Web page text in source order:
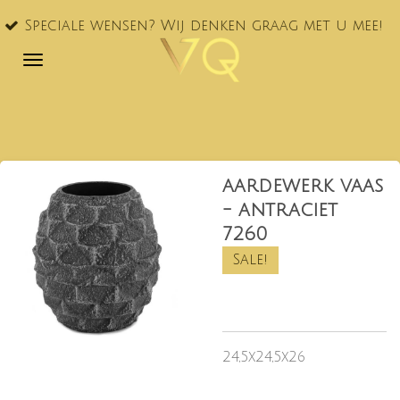
Ga
naar
wensen? Wij denken graag met u mee!
aardewerk vaas
- antraciet
7260
Sale!
24,5x24,5x26